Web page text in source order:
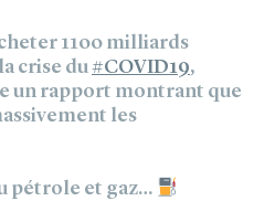
1100 milliards
crise du #COVID19,
un rapport montrant que
les
pétrole et gaz…